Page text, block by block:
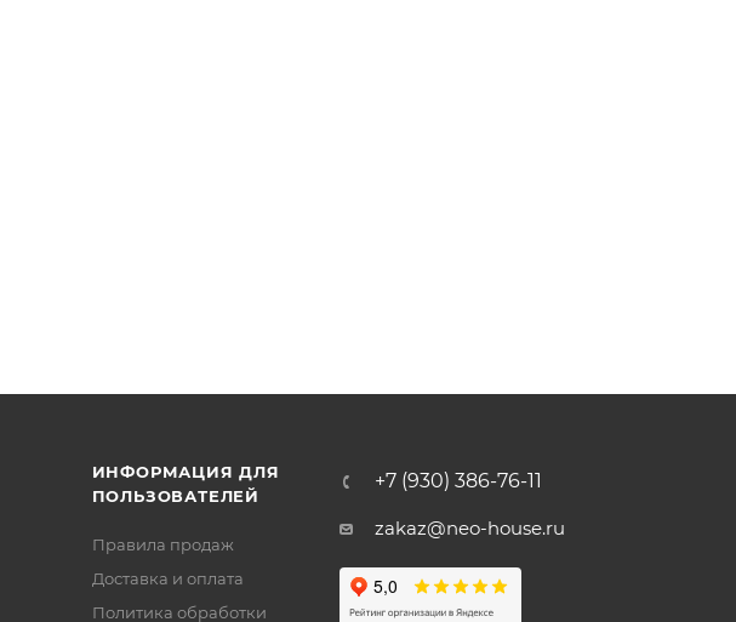
ИНФОРМАЦИЯ ДЛЯ
ПОЛЬЗОВАТЕЛЕЙ
Правила продаж
Доставка и оплата
Политика обработки
+7 (930) 386-76-11
zakaz@neo-house.ru